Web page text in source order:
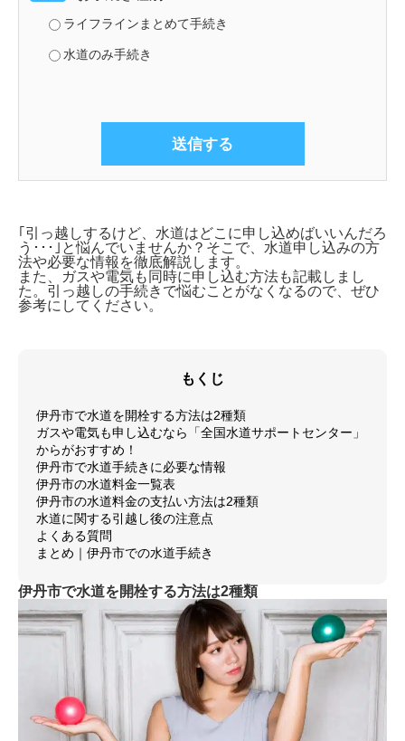
ライフラインまとめて手続き
水道のみ手続き
｢引っ越しするけど、水道はどこに申し込めばいいんだろ
う･･･｣と悩んでいませんか？そこで、 水道申し込みの方
法や必要な情報を徹底解説します。
また、ガスや電気も同時に申し込む方法も記載しまし
た。引っ越しの手続きで悩むことがなくなるので、ぜひ
参考にしてください。
もくじ
伊丹市で水道を開栓する方法は2種類
ガスや電気も申し込むなら「全国水道サポートセンター」
からがおすすめ！
伊丹市で水道手続きに必要な情報
伊丹市の水道料金一覧表
伊丹市の水道料金の支払い方法は2種類
水道に関する引越し後の注意点
よくある質問
まとめ｜伊丹市での水道手続き
伊丹市で水道を開栓する方法は2種類